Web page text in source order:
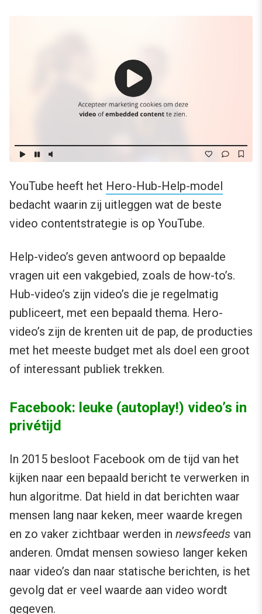
YouTube heeft het Hero-Hub-Help-model
bedacht waarin zij uitleggen wat de beste
video contentstrategie is op YouTube.
Help-video’s geven antwoord op bepaalde
vragen uit een vakgebied, zoals de how-to’s.
Hub-video’s zijn video’s die je regelmatig
publiceert, met een bepaald thema. Hero-
video’s zijn de krenten uit de pap, de producties
met het meeste budget met als doel een groot
of interessant publiek trekken.
Facebook: leuke (autoplay!) video’s in
privétijd
In 2015 besloot Facebook om de tijd van het
kijken naar een bepaald bericht te verwerken in
hun algoritme. Dat hield in dat berichten waar
mensen lang naar keken, meer waarde kregen
en zo vaker zichtbaar werden in newsfeeds van
anderen. Omdat mensen sowieso langer keken
naar video’s dan naar statische berichten, is het
gevolg dat er veel waarde aan video wordt
gegeven.